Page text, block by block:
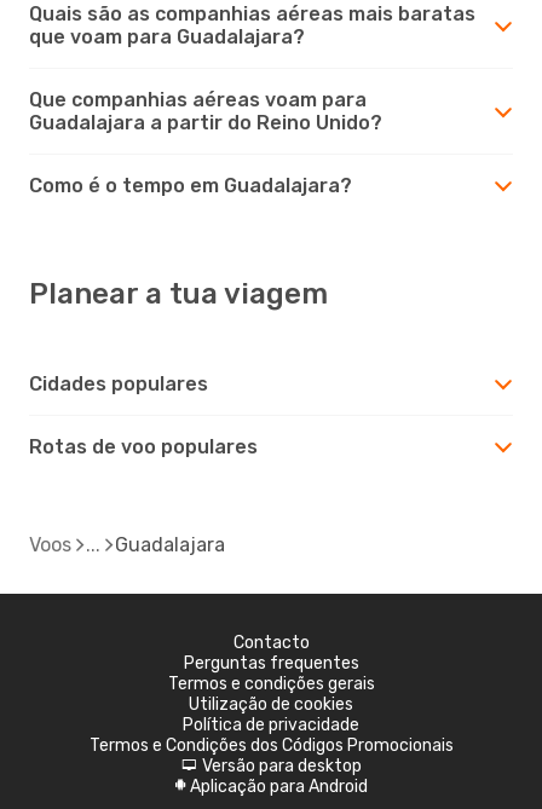
Quais são as companhias aéreas mais baratas
que voam para Guadalajara?
Que companhias aéreas voam para
Guadalajara a partir do Reino Unido?
Como é o tempo em Guadalajara?
Planear a tua viagem
Cidades populares
Rotas de voo populares
Voos Guadalajara
Contacto
Perguntas frequentes
Termos e condições gerais
Utilização de cookies
Política de privacidade
Termos e Condições dos Códigos Promocionais
d Versão para desktop
A Aplicação para Android